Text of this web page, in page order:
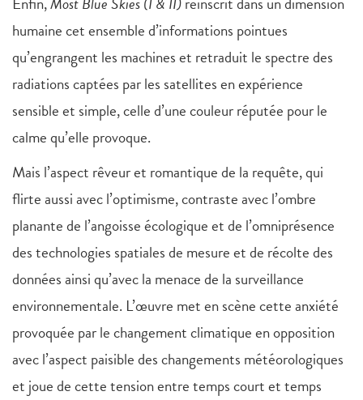
humaine cet ensemble d’informations pointues
qu’engrangent les machines et retraduit le spectre des
radiations captées par les satellites en expérience
sensible et simple, celle d’une couleur réputée pour le
calme qu’elle provoque.
Mais l’aspect rêveur et romantique de la requête, qui
flirte aussi avec l’optimisme, contraste avec l’ombre
planante de l’angoisse écologique et de l’omniprésence
des technologies spatiales de mesure et de récolte des
données ainsi qu’avec la menace de la surveillance
environnementale. L’œuvre met en scène cette anxiété
provoquée par le changement climatique en opposition
avec l’aspect paisible des changements météorologiques
et joue de cette tension entre temps court et temps